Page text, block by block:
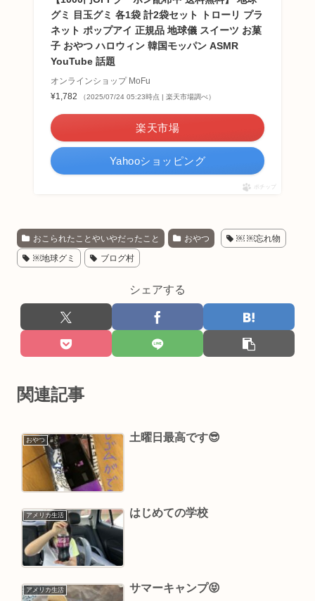
グミ 目玉グミ 各1袋 計2袋セット トローリ プラ
ネット ポップアイ 正規品 地球儀 スイーツ お菓
子 おやつ ハロウィン 韓国モッパン ASMR
YouTube 話題
オンラインショップ MoFu
¥1,782
（2025/07/24 05:23時点 | 楽天市場調べ）
楽天市場
Yahooショッピング
ポチップ
おこられたことやいやだったこと おやつ ￼ ￼忘れ物
￼地球グミ ブログ村
シェアする
関連記事
おやつ 土曜日最高です😎
アメリカ生活 はじめての学校
アメリカ生活 サマーキャンプ￼😝